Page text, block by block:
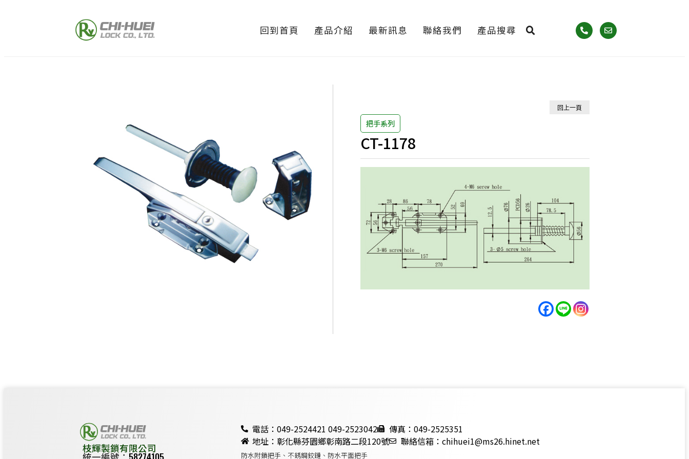
回到首頁 產品介紹 最新訊息 聯絡我們 產品搜尋
回上一頁
把手系列
CT-1178
枝輝製鎖有限公司
統一編號：58274105
電話：049-2524421 049-2523042
傳真：049-2525351
地址：彰化縣芬園鄉彰南路二段120號
聯絡信箱：chihuei1@ms26.hinet.net
防水附鎖把手、不銹鋼鉸鏈、防水平面把手